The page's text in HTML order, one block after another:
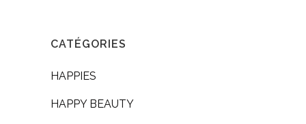
CATÉGORIES
HAPPIES
HAPPY BEAUTY